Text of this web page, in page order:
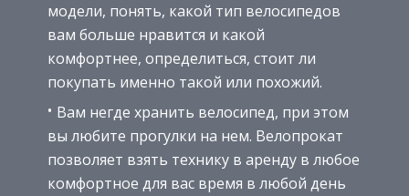
модели, понять, какой тип велосипедов
вам больше нравится и какой
комфортнее, определиться, стоит ли
покупать именно такой или похожий.
Вам негде хранить велосипед, при этом
вы любите прогулки на нем. Велопрокат
позволяет взять технику в аренду в любое
комфортное для вас время в любой день